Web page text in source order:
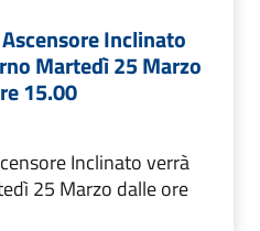
Inclinato
Martedì 25 Marzo
15.00
Inclinato verrà
25 Marzo dalle ore